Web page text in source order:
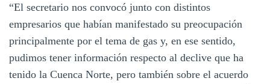
“El secretario nos convocó junto con distintos
empresarios que habían manifestado su preocupación
principalmente por el tema de gas y, en ese sentido,
pudimos tener información respecto al declive que ha
tenido la Cuenca Norte, pero también sobre el acuerdo